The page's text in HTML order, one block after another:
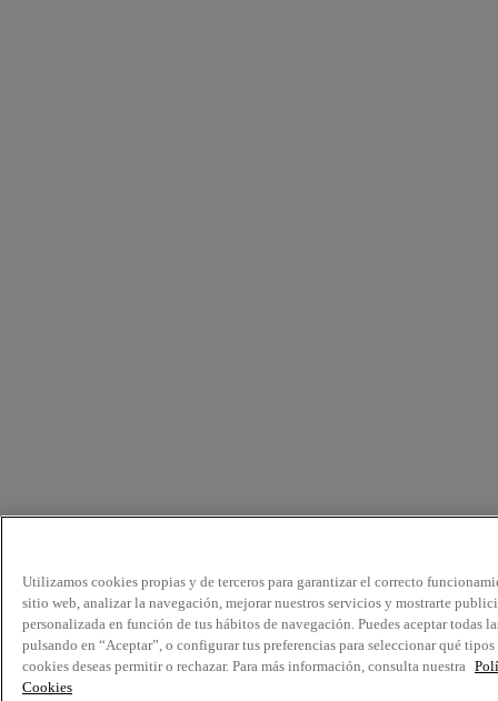
Utilizamos cookies propias y de terceros para garantizar el correcto
sitio web, analizar la navegación, mejorar nuestros servicios y mostrarte
personalizada en función de tus hábitos de navegación. Puedes aceptar todas
pulsando en “Aceptar”, o configurar tus preferencias para seleccionar qué tipos
cookies deseas permitir o rechazar. Para más información, consulta nuestra
Cookies